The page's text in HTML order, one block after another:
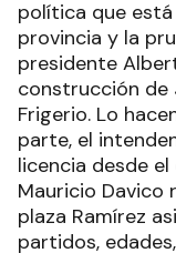
“Hemos dado
política que
provincia y la
presidente
construcción de
Frigerio. Lo
parte, el
licencia desde
Mauricio Davico
plaza Ramírez